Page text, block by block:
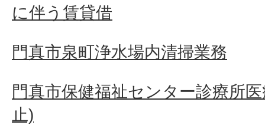
に伴う賃貸借
門真市泉町浄水場内清掃業務
門真市保健福祉センター診療所
止)